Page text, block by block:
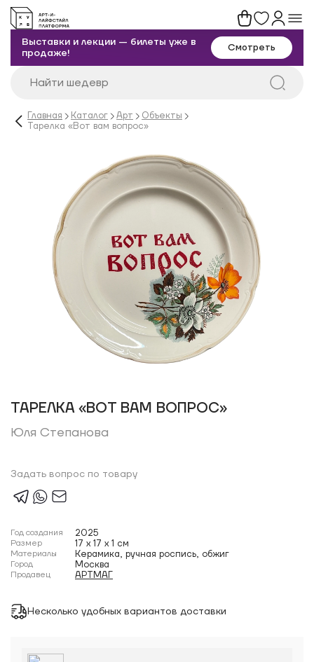
Выставки и лекции — билеты уже в
продаже!
Смотреть
Главная Каталог Арт
Объекты
Тарелка «Вот вам вопрос»
ТАРЕЛКА «ВОТ ВАМ ВОПРОС»
Юля Степанова
Задать вопрос по товару
Год создания 2025
Размер 17 x 17 x 1 см
Материалы Кepамика, ручная роспись, обжиг
Город Москва
Продавец АРТМАГ
Несколько удобных вариантов доставки